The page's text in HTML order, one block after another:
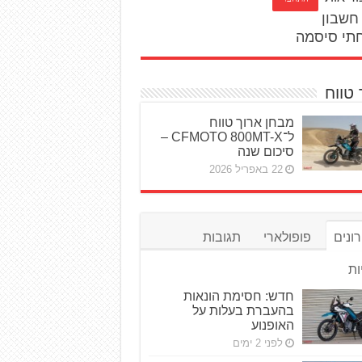
חשבון
סיסמה
טווח
מבחן ארוך טווח
ל־CFMOTO 800MT-X –
סיכום שנה
22 באפריל 2026
פופולארי תגובות
חדש: חסימת הונאות
בהעברת בעלות על
האופנוע
לפני 2 ימים